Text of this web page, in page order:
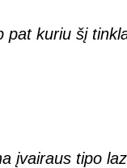
kuriu šį
įvairaus tipo